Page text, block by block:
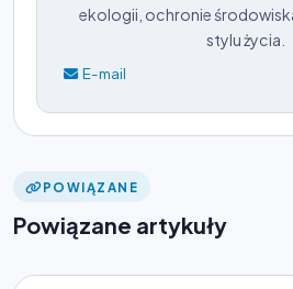
ekologii, ochronie
stylu życia.
E-mail
POWIĄZANE
Powiązane artykuły